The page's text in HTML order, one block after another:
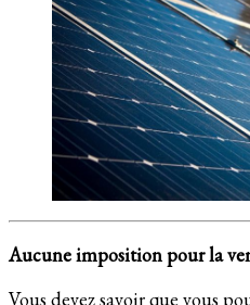
Aucune imposition pour la
Vous devez savoir que vous